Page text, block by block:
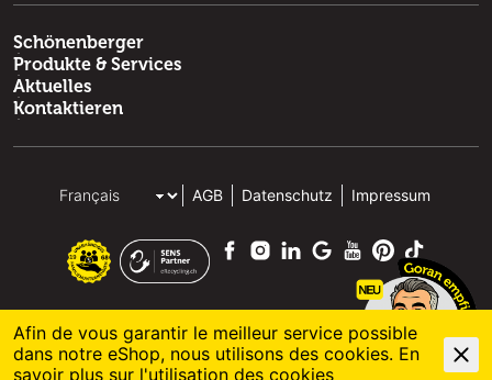
Schönenberger
Produkte & Services
Aktuelles
Kontaktieren
AGB Datenschutz Impressum
© 2026 M. Schönenberger AG
powered by polynorm
Afin de vous garantir le meilleur service possible
dans notre eShop, nous utilisons des cookies. En
savoir plus sur l'utilisation des cookies